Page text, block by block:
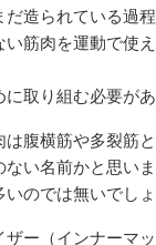
造られている過
筋肉を運動で使
取り組む必要が
腹横筋や多裂筋
い名前かと思い
のでは無いでし
ー（インナーマ